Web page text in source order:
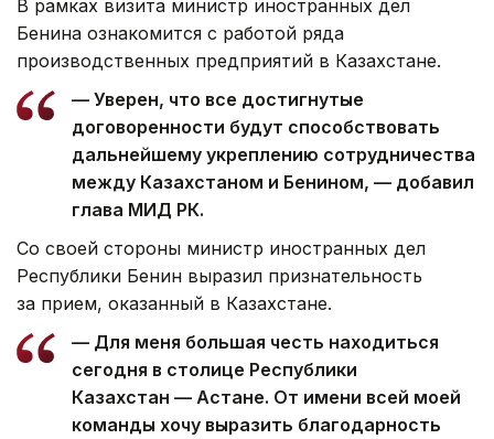
В рамках визита министр иностранных дел
Бенина ознакомится с работой ряда
производственных предприятий в Казахстане.
— Уверен, что все достигнутые
договоренности будут способствовать
дальнейшему укреплению сотрудничества
между Казахстаном и Бенином, — добавил
глава МИД РК.
Со своей стороны министр иностранных дел
Республики Бенин выразил признательность
за прием, оказанный в Казахстане.
— Для меня большая честь находиться
сегодня в столице Республики
Казахстан — Астане. От имени всей моей
команды хочу выразить благодарность